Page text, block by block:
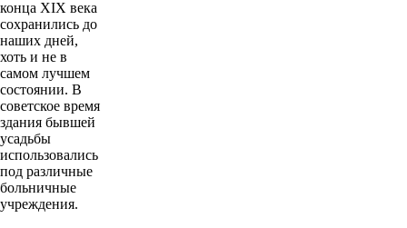
конца XIX века
сохранились до
наших дней,
хоть и не в
самом лучшем
состоянии. В
советское время
здания бывшей
усадьбы
использовались
под различные
больничные
учреждения.